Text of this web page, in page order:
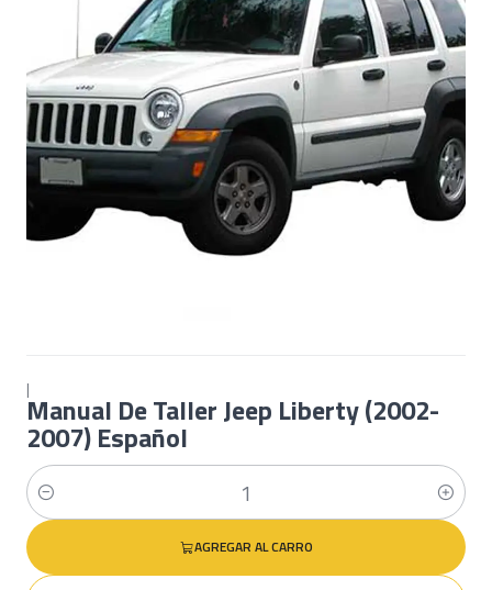
|
Manual De Taller Jeep Liberty (2002-
2007) Español
Cantidad
AGREGAR AL CARRO